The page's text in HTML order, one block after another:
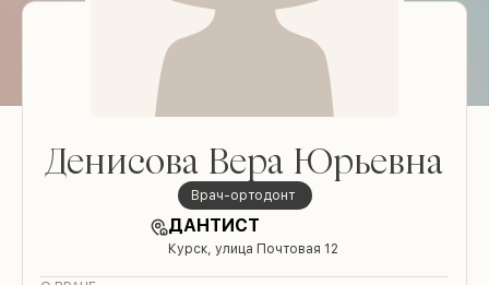
Денисова Вера Юрьевна
врач-ортодонт
ДАНТИСТ
Курск, улица Почтовая 12